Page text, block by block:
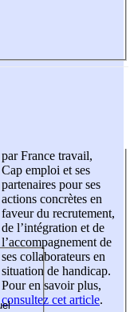
par France travail,
Cap emploi et ses
partenaires pour ses
actions concrètes en
faveur du recrutement,
de l’intégration et de
l’accompagnement de
ses collaborateurs en
situation de handicap.
Pour en savoir plus,
consultez cet article.